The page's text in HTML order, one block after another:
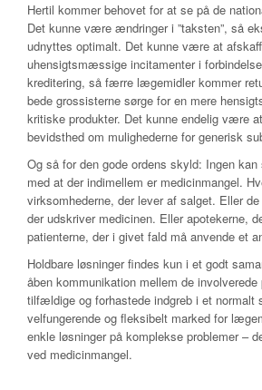
Hertil kommer behovet for at se på de
Det kunne være ændringer i ”taksten”, så
udnyttes optimalt. Det kunne være at
uhensigtsmæssige incitamenter i
kreditering, så færre lægemidler kommer
bede grossisterne sørge for en mere
kritiske produkter. Det kunne endelig være
bevidsthed om mulighederne for generisk
Og så for den gode ordens skyld: Ingen
med at der indimellem er medicinmangel.
virksomhederne, der lever af salget. Eller
der udskriver medicinen. Eller apotekerne,
patienterne, der i givet fald må anvende et
Holdbare løsninger findes kun i et godt
åben kommunikation mellem de
tilfældige og forhastede indgreb i et normalt
velfungerende og fleksibelt marked for
enkle løsninger på komplekse problemer –
ved medicinmangel.